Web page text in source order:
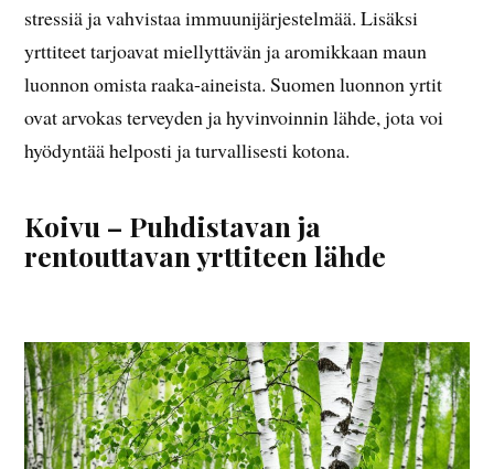
stressiä ja vahvistaa immuunijärjestelmää. Lisäksi
yrttiteet tarjoavat miellyttävän ja aromikkaan maun
luonnon omista raaka-aineista. Suomen luonnon yrtit
ovat arvokas terveyden ja hyvinvoinnin lähde, jota voi
hyödyntää helposti ja turvallisesti kotona.
Koivu – Puhdistavan ja
rentouttavan yrttiteen lähde